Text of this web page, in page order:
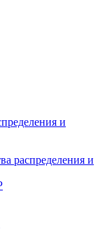
и
распределения и